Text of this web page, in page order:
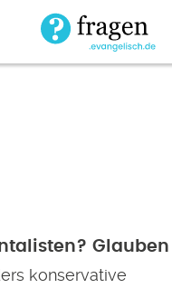
konservative